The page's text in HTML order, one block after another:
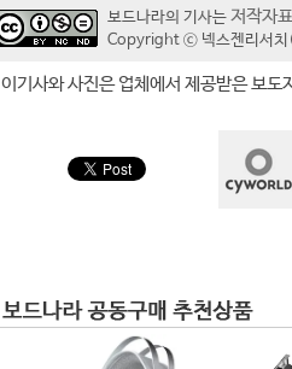
보드나라의 기사는 저작자
Copyright ⓒ 넥스젠리서치
이기사와 사진은 업체에서 제공받은 보